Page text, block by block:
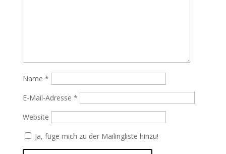
Name *
E-Mail-Adresse *
Website
Ja, füge mich zu der Mailingliste hinzu!